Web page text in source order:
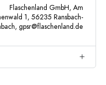
Flaschenland GmbH, Am
1, 56235 Ransbach-
gpsr@flaschenland.de